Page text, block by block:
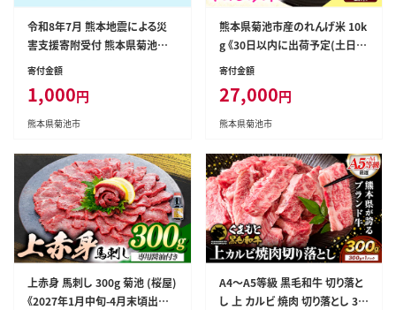
令和8年7月 熊本地震による災
害支援寄附受付 熊本県菊池市
（返礼品はありません）---kikuch
寄付金額
1,000円
熊本県菊池市
熊本県菊池市産のれんげ米 10k
g 《30日以内に出荷予定(土日祝
除く)》 精米方法 玄米 お米 レン
--313-5001---
寄付金額
27,000円
熊本県菊池市
上赤身 馬刺し 300g 菊池 (桜屋)
《2027年1月中旬-4月末頃出荷》
A4～A5等級 黒毛和牛 切り落と
し 上 カルビ 焼肉 切り落とし 30